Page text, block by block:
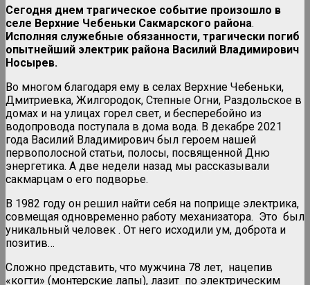
Сегодня днем трагическое событие произошло в
селе Верхние Чебеньки Сакмарского района.
Исполняя служебные обязанности, трагически погиб
опытнейший электрик района Василий Владимирович
Носырев.
Во многом благодаря ему в селах Верхние Чебеньки,
Дмитриевка, Жилгородок, Степные Огни, Раздольское в
домах и на улицах горел свет, и бесперебойно из
водопровода поступала в дома вода. В декабре 2021
года Василий Владимирович был героем нашей
первополосной статьи, полосы, посвященной Дню
энергетика. А две недели назад мы рассказывали
сакмарцам о его подворье.
В 1982 году он решил найти себя на поприще электрика,
совмещая одновременно работу механизатора. Это был
уникальный человек . От него исходили ум, доброта и
позитив…
Сложно представить, что мужчина 78 лет, нацепив
«когти» (монтерские лапы), лазит по электрическим